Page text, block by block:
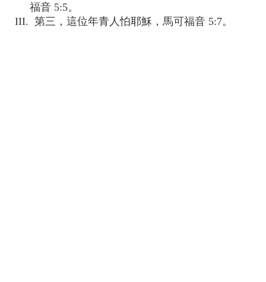
福音 5:5。
III. 第三，這位年青人怕耶穌，馬可福音 5:7。